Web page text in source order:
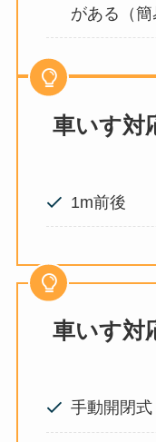
がある（簡
車いす対
1m前後
車いす対
手動開閉式